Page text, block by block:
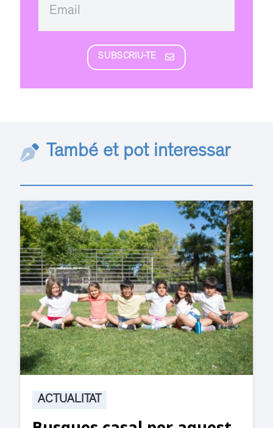
SUBSCRIU-TE
També et pot interessar
ACTUALITAT